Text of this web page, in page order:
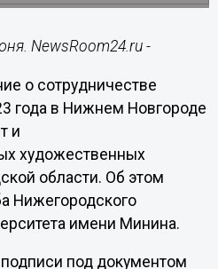
NewsRoom24.ru -
о сотрудничестве
года в Нижнем Новгороде
и
художественных
области. Об этом
Нижегородского
имени Минина.
под документом